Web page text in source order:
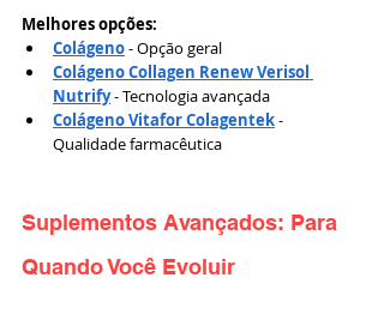
Melhores opções:
Colágeno - Opção geral
Colágeno Collagen Renew Verisol
Nutrify - Tecnologia avançada
Colágeno Vitafor Colagentek -
Qualidade farmacêutica
Suplementos Avançados: Para
Quando Você Evoluir